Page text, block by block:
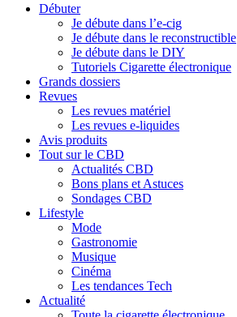
Débuter
Je débute dans l’e-cig
Je débute dans le reconstructible
Je débute dans le DIY
Tutoriels Cigarette électronique
Grands dossiers
Revues
Les revues matériel
Les revues e-liquides
Avis produits
Tout sur le CBD
Actualités CBD
Bons plans et Astuces
Sondages CBD
Lifestyle
Mode
Gastronomie
Musique
Cinéma
Les tendances Tech
Actualité